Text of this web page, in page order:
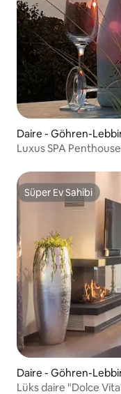
Daire - Göhren-
Luxus SPA
Süper Ev Sahibi
Süper Ev Sahibi
Daire - Göhren-
Lüks daire "Dolce